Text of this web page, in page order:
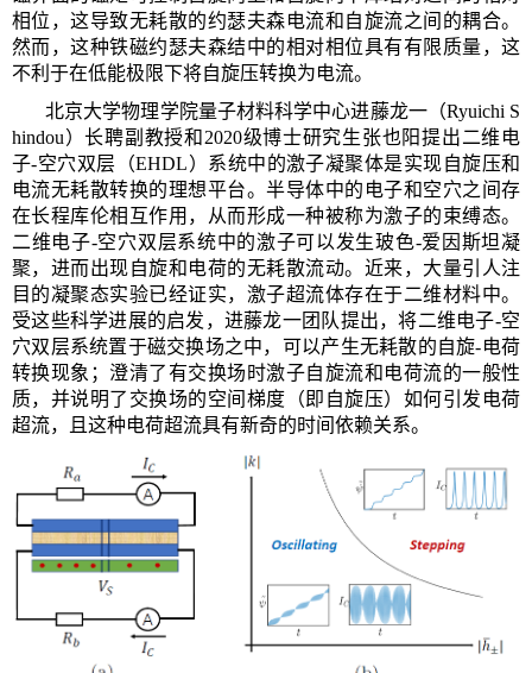
相位，这导致无耗散的约瑟夫森电流和自旋流之间的耦合。
然而，这种铁磁约瑟夫森结中的相对相位具有有限质量，这
不利于在低能极限下将自旋压转换为电流。
北京大学物理学院量子材料科学中心进藤龙一（Ryuichi S
hindou）长聘副教授和 2020级博士研究生张也阳提出二维电
子-空穴双层（EHDL）系统中的激子凝聚体是实现自旋压和
电流无耗散转换的理想平台。半导体中的电子和空穴之间存
在长程库伦相互作用，从而形成一种被称为激子的束缚态。
二维电子-空穴双层系统中的激子可以发生玻色-爱因斯坦凝
聚，进而出现自旋和电荷的无耗散流动。近来，大量引人注
目的凝聚态实验已经证实，激子超流体存在于二维材料中。
受这些科学进展的启发，进藤龙一团队提出，将二维电子-空
穴双层系统置于磁交换场之中，可以产生无耗散的自旋-电荷
转换现象；澄清了有交换场时激子自旋流和电荷流的一般性
质，并说明了交换场的空间梯度（即自旋压）如何引发电荷
超流，且这种电荷超流具有新奇的时间依赖关系。